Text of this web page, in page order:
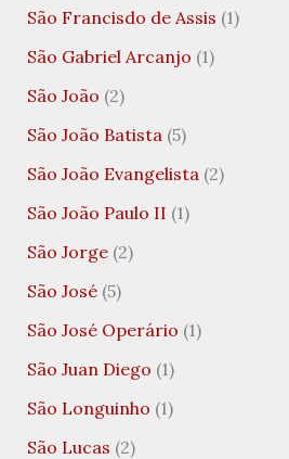
São Francisdo de Assis (1)
São Gabriel Arcanjo (1)
São João (2)
São João Batista (5)
São João Evangelista (2)
São João Paulo II (1)
São Jorge(2)
São José(5)
São José Operário (1)
São Juan Diego (1)
São Longuinho (1)
São Lucas (2)